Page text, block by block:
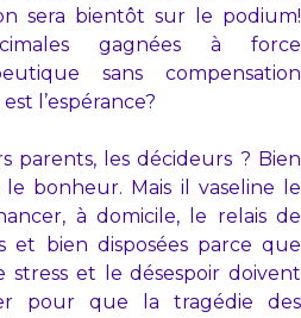
sera bientôt sur le podium!
gagnées à force
sans compensation
l’espérance?
parents, les décideurs ? Bien
bonheur. Mais il vaseline le
à domicile, le relais de
et bien disposées parce que
stress et le désespoir doivent
pour que la tragédie des